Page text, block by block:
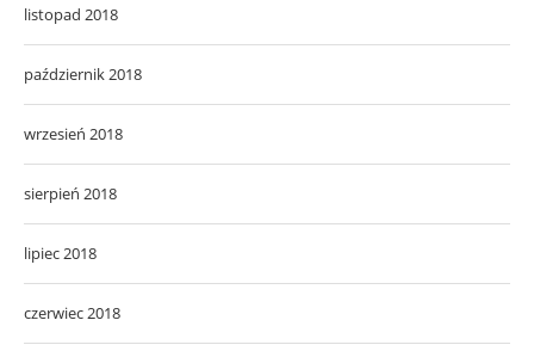
listopad 2018
październik 2018
wrzesień 2018
sierpień 2018
lipiec 2018
czerwiec 2018